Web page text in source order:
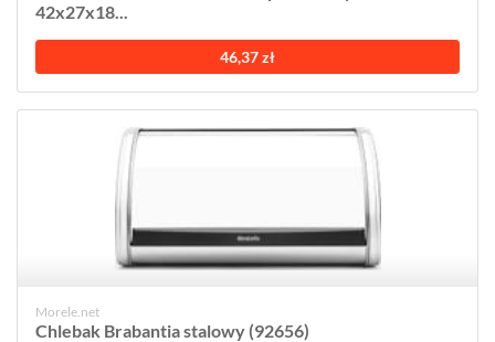
42x27x18...
46,37 zł
Morele.net
Chlebak Brabantia stalowy (92656)